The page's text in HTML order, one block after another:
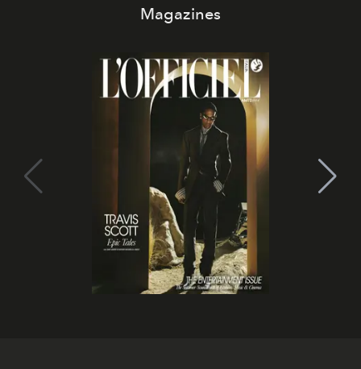
Magazines